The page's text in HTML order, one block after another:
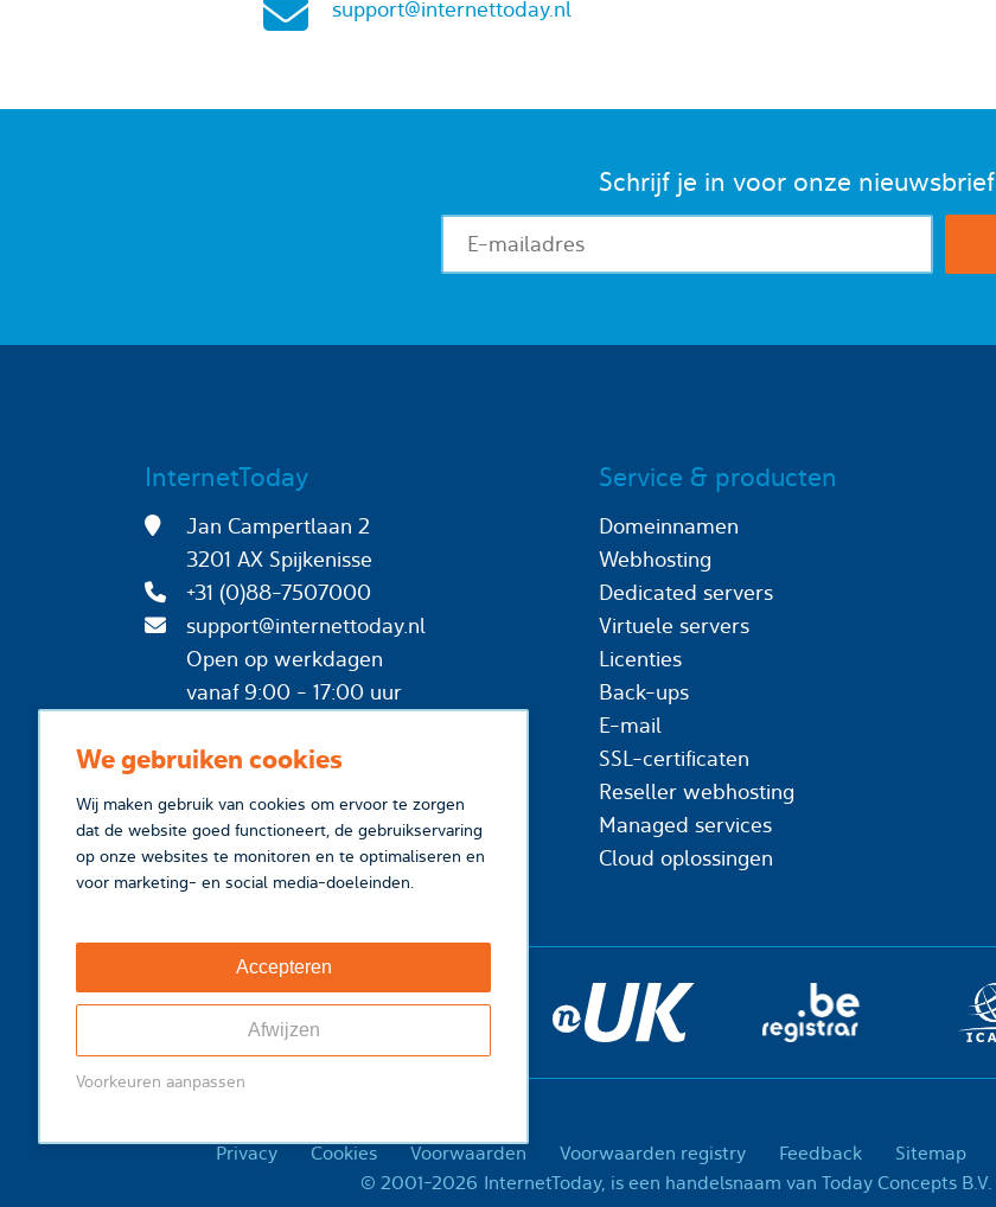
We gebruiken cookies
Wij maken gebruik van cookies om ervoor te zorgen
dat de website goed functioneert, de gebruikservaring
op onze websites te monitoren en te optimaliseren en
voor marketing- en social media-doeleinden.
Accepteren
Afwijzen
Voorkeuren aanpassen
support@internettoday.nl
Schrijf je in voor onze nieuwsbrief
InternetToday
Jan Campertlaan 2
3201 AX Spijkenisse
+31 (0)88-7507000
support@internettoday.nl
Open op werkdagen
vanaf 9:00 - 17:00 uur
Service & producten
Domeinnamen
Webhosting
Dedicated servers
Virtuele servers
Licenties
Back-ups
E-mail
SSL-certificaten
Reseller webhosting
Managed services
Cloud oplossingen
Privacy Cookies Voorwaarden Voorwaarden registry Feedback Sitemap